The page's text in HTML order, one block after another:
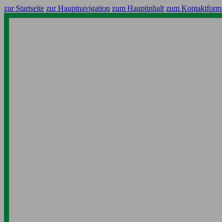
zur Startseite zur Hauptnavigation zum Hauptinhalt zum